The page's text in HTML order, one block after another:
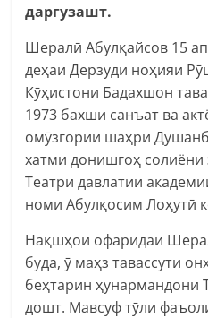
даргузашт.
Шералӣ Абулқайсов 15
деҳаи Дерзуди ноҳияи
Кӯҳистони Бадахшон
1973 бахши санъат ва
омӯзгории шаҳри
хатми донишгоҳ солиёни
Театри давлатии
номи Абулқосим Лоҳутӣ
Нақшҳои офаридаи
буда, ӯ маҳз тавассути
беҳтарин ҳунармандони
дошт. Мавсуф тӯли